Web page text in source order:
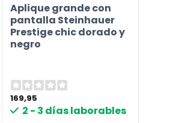
Aplique grande con
pantalla Steinhauer
Prestige chic dorado y
negro
169,95
2 - 3 días laborables